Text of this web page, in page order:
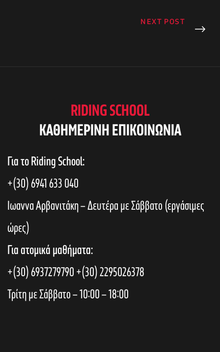
NEXT POST
RIDING SCHOOL
KAΘΗΜΕΡΙΝΗ ΕΠΙΚΟΙΝΩΝΙΑ
Για το Riding School:
+(30) 6941 633 040
Ιωαννα Αρβανιτάκη – Δευτέρα με Σάββατο (εργάσιμες
ώρες)
Για ατομικά μαθήματα:
+(30) 6937279790+(30) 2295026378
Τρίτη με Σάββατο – 10:00 – 18:00